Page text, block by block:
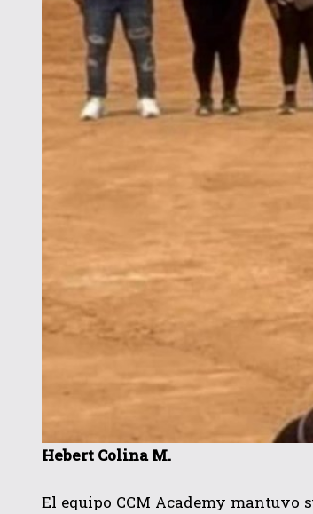
Hebert Colina M.
El equipo CCM Academy mantuvo